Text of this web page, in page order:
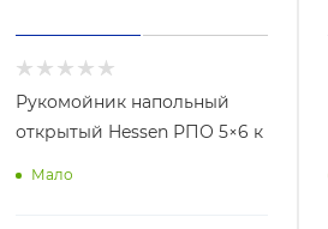
Рукомойник напольный
открытый Hessen РПО 5×6 к
Мало